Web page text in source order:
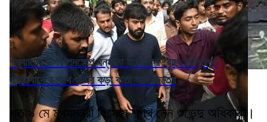
পড়ুয়াদের উপর পদক্ষেপ বন্ধ না হলে ফের 'বৃহৎ শান্তিপূর্ণ
প্রতিবাদে'র পথে হাঁটার কড়া বার্তা অভিজিতের
গত ৯ মে মুখ্যমন্ত্রী হিসেবে শপথ নেন শুভেন্দু অধিকারী।